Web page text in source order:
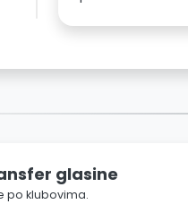
glasine
po klubovima.